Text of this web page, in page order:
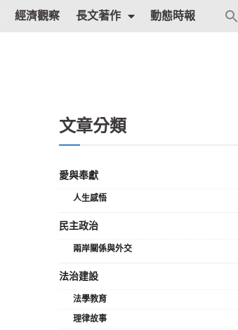
經濟觀察 長文著作 動態時報
文章分類
愛與奉獻
人生感悟
民主政治
兩岸關係與外交
法治建設
法學教育
理律故事